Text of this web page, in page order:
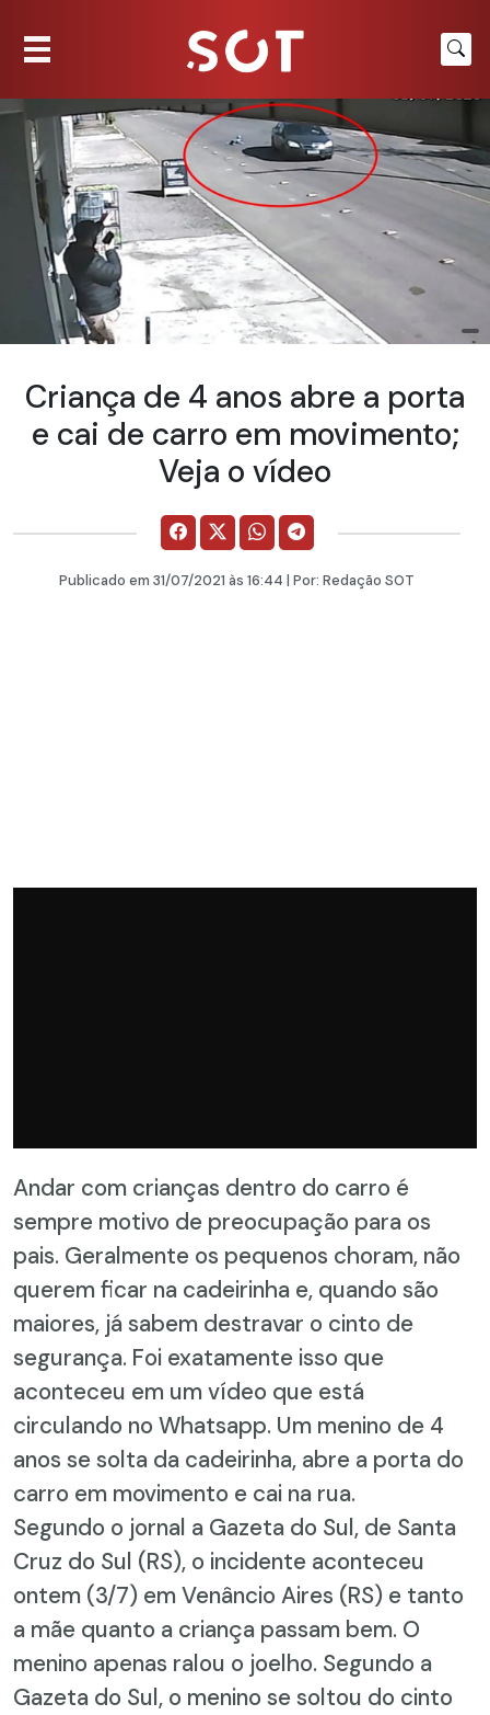
Criança de 4 anos abre a porta
e cai de carro em movimento;
Veja o vídeo
Publicado em 31/07/2021 às 16:44 | Por: Redação SOT
Andar com crianças dentro do carro é
sempre motivo de preocupação para os
pais. Geralmente os pequenos choram, não
querem ficar na cadeirinha e, quando são
maiores, já sabem destravar o cinto de
segurança. Foi exatamente isso que
aconteceu em um vídeo que está
circulando no Whatsapp. Um menino de 4
anos se solta da cadeirinha, abre a porta do
carro em movimento e cai na rua.
Segundo o jornal a Gazeta do Sul, de Santa
Cruz do Sul (RS), o incidente aconteceu
ontem (3/7) em Venâncio Aires (RS) e tanto
a mãe quanto a criança passam bem. O
menino apenas ralou o joelho. Segundo a
Gazeta do Sul, o menino se soltou do cinto